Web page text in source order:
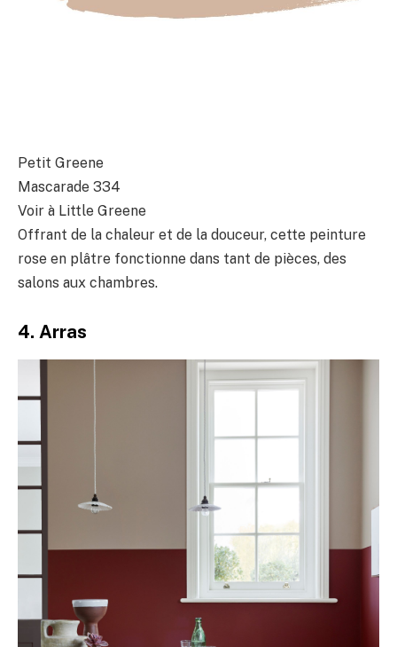
Petit Greene
Mascarade 334
Voir à Little Greene
Offrant de la chaleur et de la douceur, cette peinture
rose en plâtre fonctionne dans tant de pièces, des
salons aux chambres.
4. Arras